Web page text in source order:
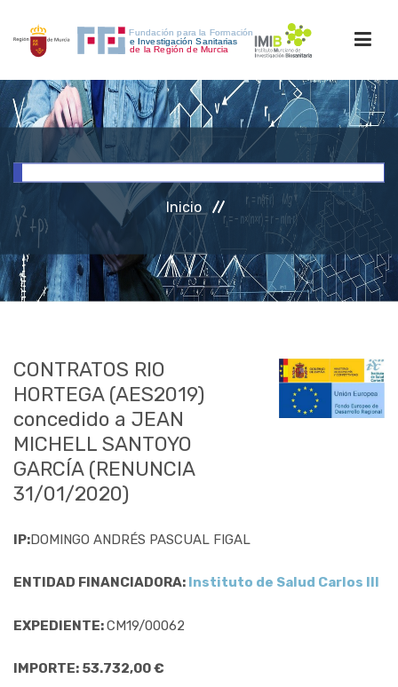
INICIO
INVESTIGACIÓN
RRHH
ACCESO PERSONAL
Inicio
CONTRATOS RIO
HORTEGA (AES2019)
concedido a JEAN
MICHELL SANTOYO
GARCÍA (RENUNCIA
31/01/2020)
IP:DOMINGO ANDRÉS PASCUAL FIGAL
ENTIDAD FINANCIADORA: Instituto de Salud Carlos III
EXPEDIENTE:CM19/00062
IMPORTE: 53.732,00 €